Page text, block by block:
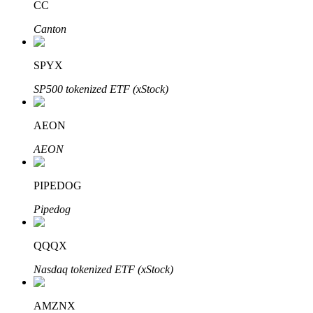
Khóa BTR
Đầu tư độc quyền cho người nắm giữ BTR
Khoản vay
CC
Canton
SPYX
SP500 tokenized ETF (xStock)
AEON
AEON
PIPEDOG
Pipedog
QQQX
Nasdaq tokenized ETF (xStock)
AMZNX